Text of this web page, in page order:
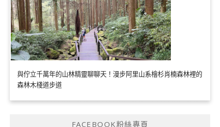
與佇立千萬年的山林精靈聊聊天！漫步阿里山系檜杉肖楠森林裡的
森林木棧道步道
FACEBOOK粉絲專頁